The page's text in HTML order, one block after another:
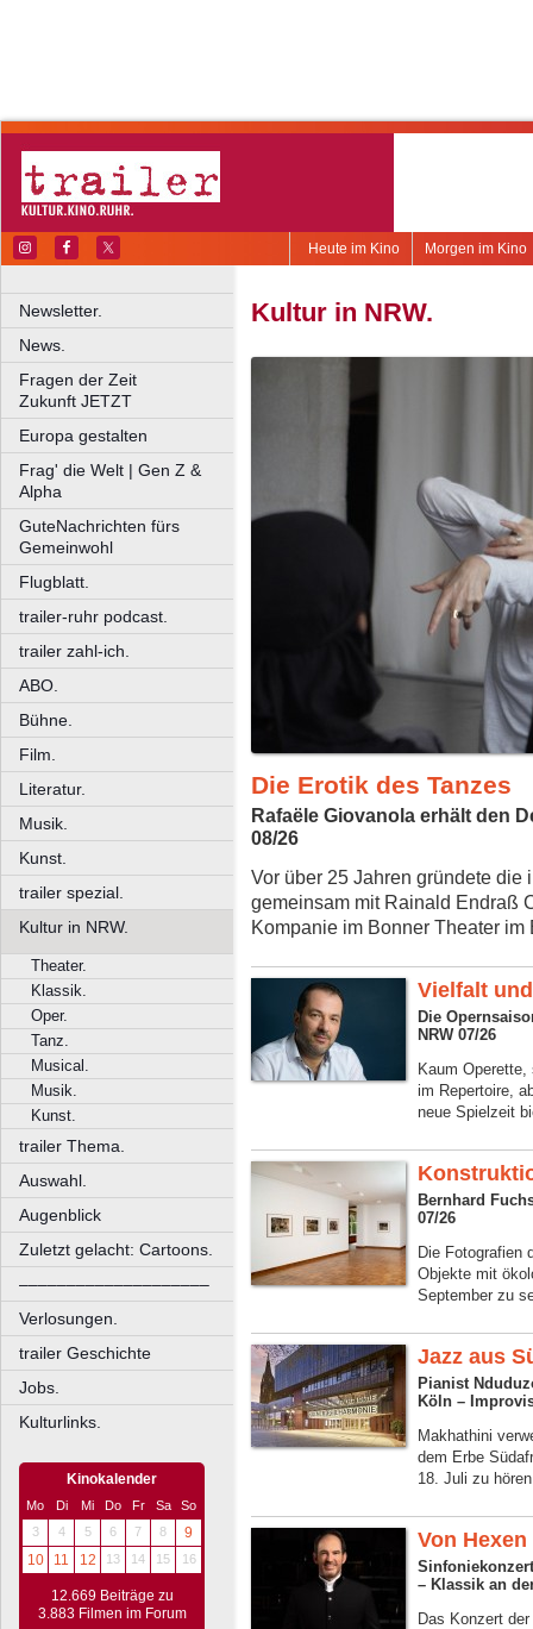
Morgen im Kino
Heute im Kino
Newsletter.
News.
Fragen der Zeit
Zukunft JETZT
Europa gestalten
Frag' die Welt | Gen Z &
Alpha
GuteNachrichten fürs
Gemeinwohl
Flugblatt.
trailer-ruhr podcast.
trailer zahl-ich.
ABO.
Bühne.
Film.
Literatur.
Musik.
Kunst.
trailer spezial.
Kultur in NRW.
Theater.
Klassik.
Oper.
Tanz.
Musical.
Musik.
Kunst.
trailer Thema.
Auswahl.
Augenblick
Zuletzt gelacht: Cartoons.
––––––––––––––––––––
Verlosungen.
trailer Geschichte
Jobs.
Kulturlinks.
Kinokalender
Mo Di Mi Do Fr Sa
So
3
4 5 6 7 8
9
10
11 12 13 14 15 16
12.669 Beiträge zu
3.883 Filmen im Forum
Kultur in NRW.
Die Erotik des Tanzes
Rafaële Giovanola erhält den
08/26
Vor über 25 Jahren gründete
gemeinsam mit Rainald Endraß
Kompanie im Bonner Theater im
Vielfalt
Die
NRW 07/26
Kaum
im Repertoire,
neue Spielzeit
Bernhard
07/26
Die Fotografien
Objekte mit
September zu
Jazz aus
Pianist
Köln –
Makhathini
dem Erbe
18. Juli zu
Von
– Klassik an
Das Konzert